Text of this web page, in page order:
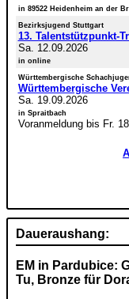
in 89522 Heidenheim an der
Bezirksjugend Stuttgart
13. Talentstützpunkt-
Sa. 12.09.2026
in online
Württembergische
Württembergische
Sa. 19.09.2026
in Spraitbach
Voranmeldung bis Fr.
Daueraushang:
EM in Pardubice:
Tu, Bronze für